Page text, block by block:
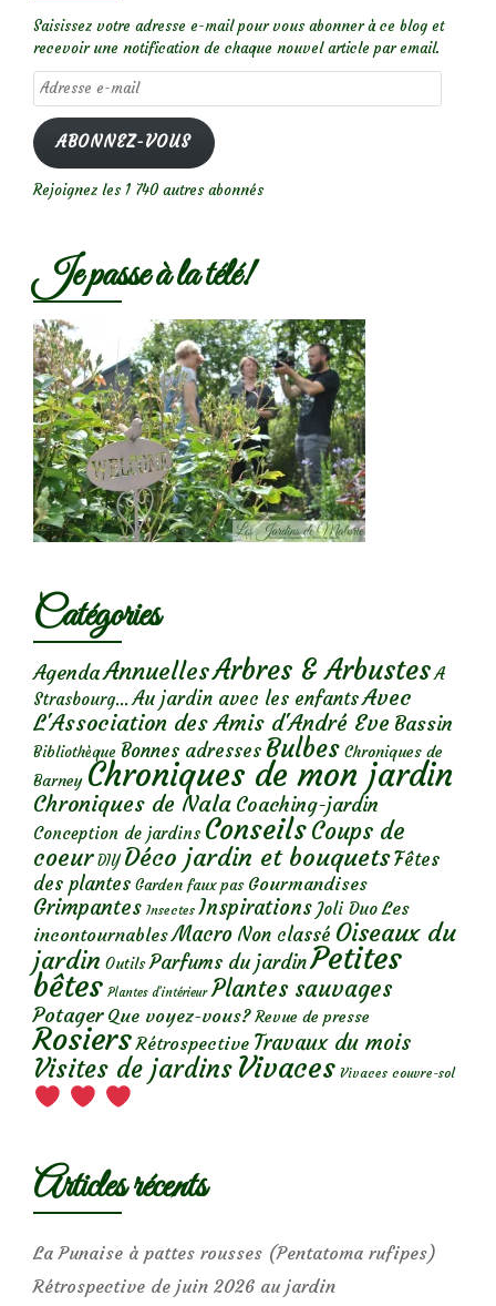
Saisissez votre adresse e-mail pour vous abonner à ce blog et
recevoir une notification de chaque nouvel article par email.
Adresse
e-
mail
ABONNEZ-VOUS
Rejoignez les 1 740 autres abonnés
Je passe à la télé!
Catégories
AgendaAnnuellesArbres & Arbustes A
Strasbourg... Au jardin avec les enfantsAvec
L'Association des Amis d'André Eve Bassin
Bibliothèque Bonnes adresses Bulbes Chroniques de
Barney Chroniques de mon jardin
Chroniques de Nala Coaching-jardin
Conception de jardins ConseilsCoups de
coeur DIY Déco jardin et bouquetsFêtes
des plantes Garden faux pas Gourmandises
Grimpantes Insectes Inspirations Joli Duo Les
incontournables Macro Non classé Oiseaux du
jardin Outils Parfums du jardinPetites
bêtes Plantes d’intérieur Plantes sauvages
Potager Que voyez-vous? Revue de presse
Rosiers Rétrospective Travaux du mois
Visites de jardins Vivaces Vivaces couvre-sol
Articles récents
La Punaise à pattes rousses (Pentatoma rufipes)
Rétrospective de juin 2026 au jardin